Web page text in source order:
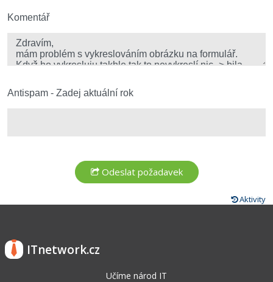
Kybernetická bezpečnost
Komentář
Antispam - Zadej aktuální rok
Aktivity
ITnetwork.cz
Učíme národ IT